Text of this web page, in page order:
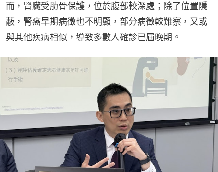
而，腎臟受肋骨保護，位於腹部較深處；除了位置隱
蔽，腎癌早期病徵也不明顯，部分病徵較難察，又或
與其他疾病相似，導致多數人確診已屆晚期。